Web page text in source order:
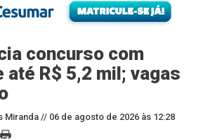
concurso com
até R$ 5,2 mil; vagas
Miranda // 06 de agosto de 2026 às 12:28